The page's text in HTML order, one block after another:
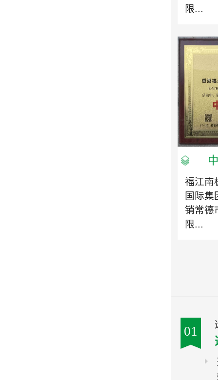
限...
福江南
国际集
销常德
限...
01